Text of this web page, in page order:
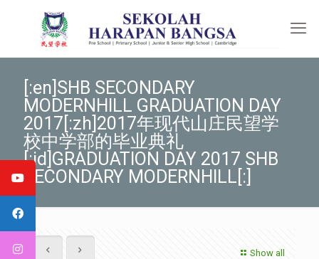
[:en]SHB SECONDARY
MODERNHILL GRADUATION DAY
2017[:zh]2017年现代山庄民望学
校中学部的毕业典礼
[:id]GRADUATION DAY 2017 SHB
SECONDARY MODERNHILL[:]
Show all